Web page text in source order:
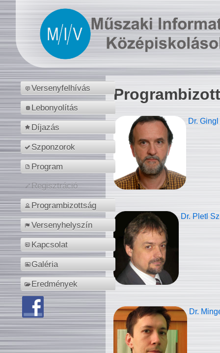
Versenyfelhívás
Lebonyolítás
Díjazás
Szponzorok
Program
Regisztráció
Programbizottság
Versenyhelyszín
Kapcsolat
Galéria
Eredmények
Dr.
Dr. Pletl
Dr.